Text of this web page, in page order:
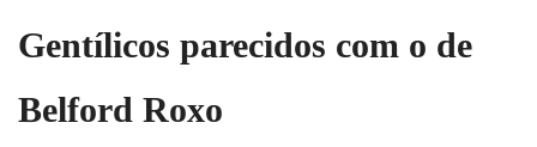
Gentílicos parecidos com o de
Belford Roxo